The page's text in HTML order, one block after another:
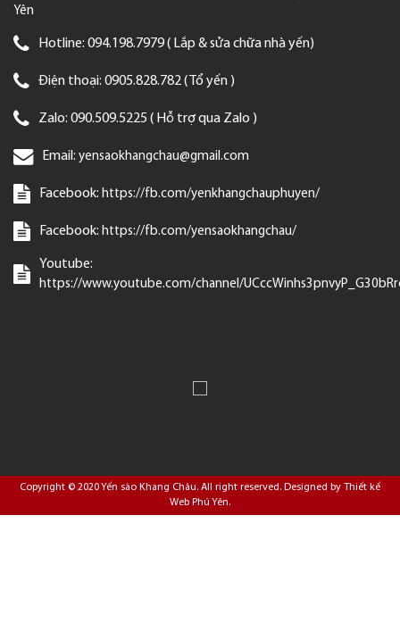
Yên
Hotline: 094.198.7979 ( Lắp & sửa chữa nhà yến)
Điện thoại: 0905.828.782 ( Tổ yến )
Zalo: 090.509.5225 ( Hỗ trợ qua Zalo )
Email: yensaokhangchau@gmail.com
Facebook: https://fb.com/yenkhangchauphuyen/
Facebook: https://fb.com/yensaokhangchau/
Youtube:
https://www.youtube.com/channel/
Copyright © 2020Yến sào Khang Châu. All right reserved. Designed by Thiết kế
Web Phú Yên.